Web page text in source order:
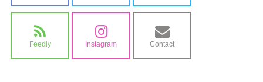
Feedly Instagram Contact